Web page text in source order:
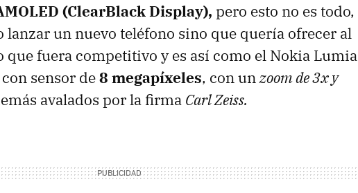
(ClearBlack Display), pero esto no es todo,
lanzar un nuevo teléfono sino que quería ofrecer al
que fuera competitivo y es así como el Nokia Lumia
sensor de8 megapíxeles, con unzoom de 3x y
avalados por la firma Carl Zeiss.